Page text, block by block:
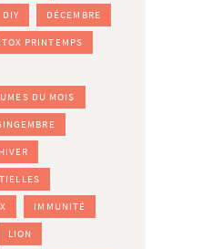
DIY DÉCEMBRE
PRINTEMPS
DU MOIS
HIVER
IMMUNITÉ
LION